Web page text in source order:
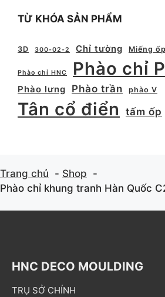
TỪ KHÓA SẢN PHẨM
3D 300-02-2 Chỉ tường Miếng ốp
Phào chỉ HNC Phào chỉ
Phào lưng
Phào trần phào V
Tân cổ điển tấm ốp
Trang chủ
Shop
Phào chỉ khung tranh Hàn Quốc
HNC DECO MOULDING
TRỤ SỞ CHÍNH